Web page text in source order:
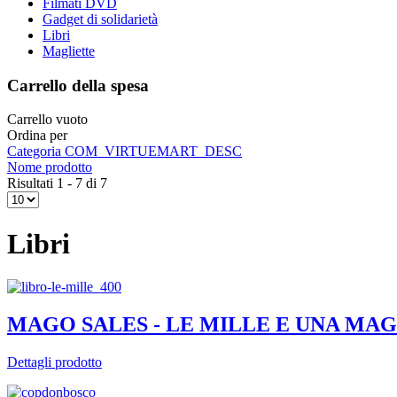
Gadget di solidarietà
Libri
Magliette
Carrello della spesa
Carrello vuoto
Ordina per
Categoria COM_VIRTUEMART_DESC
Nome prodotto
Risultati 1 - 7 di 7
Libri
MAGO SALES - LE MILLE E UNA
Dettagli prodotto